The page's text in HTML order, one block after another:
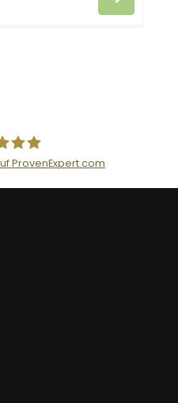
GmbH
ProvenExpert.com